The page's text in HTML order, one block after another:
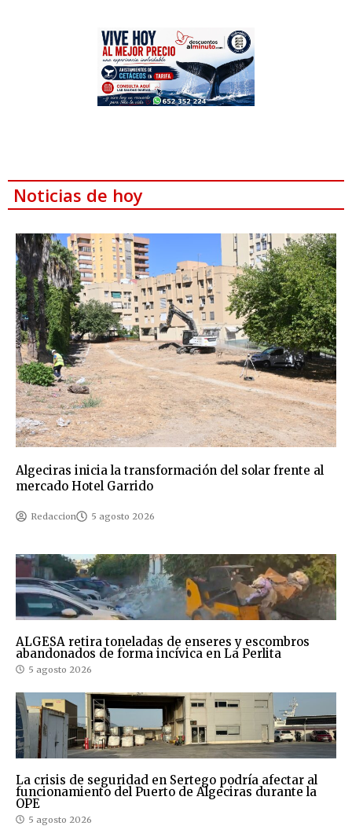
Noticias de hoy
Algeciras inicia la transformación del solar frente al
mercado Hotel Garrido
Redaccion 5 agosto 2026
ALGESA retira toneladas de enseres y escombros
abandonados de forma incívica en La Perlita
5 agosto 2026
La crisis de seguridad en Sertego podría afectar al
funcionamiento del Puerto de Algeciras durante la
OPE
5 agosto 2026